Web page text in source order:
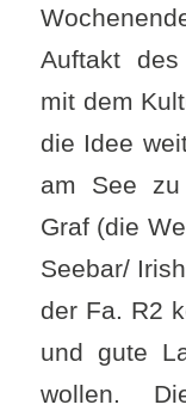
Auftakt
mit dem
die Idee
am See zu
Graf (die
Seebar/
der Fa. R2
und gute
wollen.